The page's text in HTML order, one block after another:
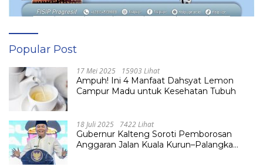
Popular Post
17 Mei 2025 15903 Lihat
Ampuh! Ini 4 Manfaat Dahsyat Lemon
Campur Madu untuk Kesehatan Tubuh
18 Juli 2025 7422 Lihat
Gubernur Kalteng Soroti Pemborosan
Anggaran Jalan Kuala Kurun–Palangka